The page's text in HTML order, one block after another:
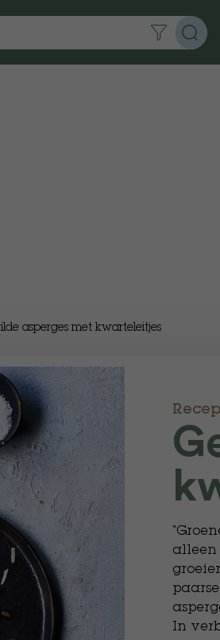
asperges met kwarteleitjes
alleen
In